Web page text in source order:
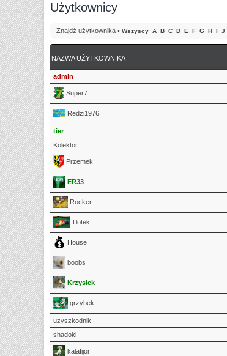
Użytkownicy
Znajdź użytkownika • Wszyscy A B C D E F G H I J
NAZWA UŻYTKOWNIKA
admin
Super7
Redzi1976
tier
Kolektor
Przemek
ER33
Rocker
Tlotek
House
boobs
Krzysiek
grzybek
uzyszkodnik
shadoki
kalafijor